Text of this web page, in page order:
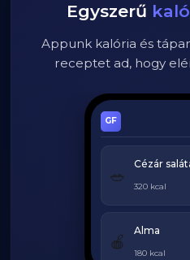
Egyszerű
Appunk kalória és
receptet ad, hogy
🥗
Cézár
320 kcal
🍎
Alma
180 kcal